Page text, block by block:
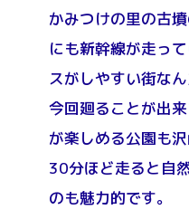
かみつけの里の古
にも新幹線が走っ
スがしやすい街な
今回廻ることが出
が楽しめる公園も
30分ほど走ると自
のも魅力的です。